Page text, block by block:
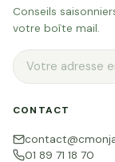
Conseils
votre boîte mail.
CONTACT
01 89 71 18 70